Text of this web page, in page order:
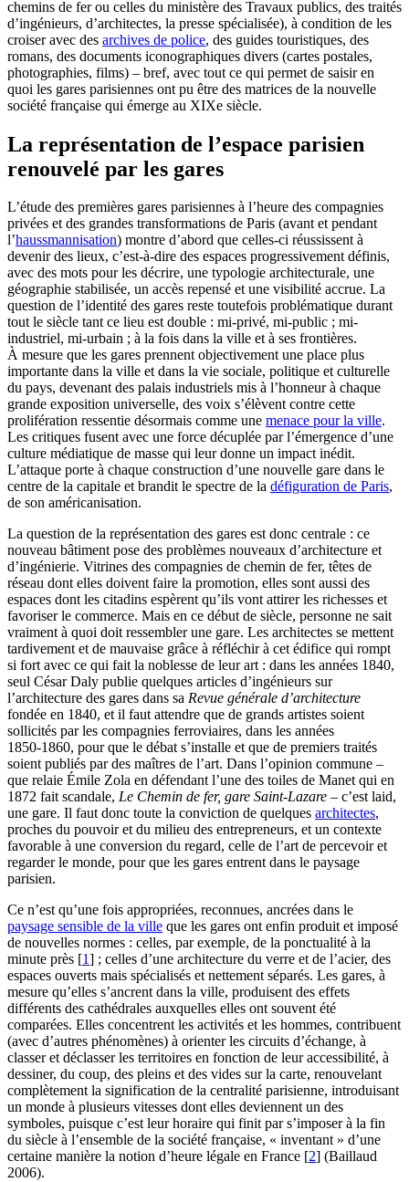
chemins de fer ou celles du ministère des Travaux publics, des traités
d’ingénieurs, d’architectes, la presse spécialisée), à condition de les
croiser avec des archives de police, des guides touristiques, des
romans, des documents iconographiques divers (cartes postales,
photographies, films) – bref, avec tout ce qui permet de saisir en
quoi les gares parisiennes ont pu être des matrices de la nouvelle
société française qui émerge au XIXe siècle.
La représentation de l’espace parisien
renouvelé par les gares
L’étude des premières gares parisiennes à l’heure des compagnies
privées et des grandes transformations de Paris (avant et pendant
l’haussmannisation) montre d’abord que celles-ci réussissent à
devenir des lieux, c’est-à-dire des espaces progressivement définis,
avec des mots pour les décrire, une typologie architecturale, une
géographie stabilisée, un accès repensé et une visibilité accrue. La
question de l’identité des gares reste toutefois problématique durant
tout le siècle tant ce lieu est double : mi-privé, mi-public ; mi-
industriel, mi-urbain ; à la fois dans la ville et à ses frontières.
À mesure que les gares prennent objectivement une place plus
importante dans la ville et dans la vie sociale, politique et culturelle
du pays, devenant des palais industriels mis à l’honneur à chaque
grande exposition universelle, des voix s’élèvent contre cette
prolifération ressentie désormais comme une menace pour la ville.
Les critiques fusent avec une force décuplée par l’émergence d’une
culture médiatique de masse qui leur donne un impact inédit.
L’attaque porte à chaque construction d’une nouvelle gare dans le
centre de la capitale et brandit le spectre de la défiguration de Paris,
de son américanisation.
La question de la représentation des gares est donc centrale : ce
nouveau bâtiment pose des problèmes nouveaux d’architecture et
d’ingénierie. Vitrines des compagnies de chemin de fer, têtes de
réseau dont elles doivent faire la promotion, elles sont aussi des
espaces dont les citadins espèrent qu’ils vont attirer les richesses et
favoriser le commerce. Mais en ce début de siècle, personne ne sait
vraiment à quoi doit ressembler une gare. Les architectes se mettent
tardivement et de mauvaise grâce à réfléchir à cet édifice qui rompt
si fort avec ce qui fait la noblesse de leur art : dans les années 1840,
seul César Daly publie quelques articles d’ingénieurs sur
l’architecture des gares dans sa Revue générale d’architecture
fondée en 1840, et il faut attendre que de grands artistes soient
sollicités par les compagnies ferroviaires, dans les années
1850‑1860, pour que le débat s’installe et que de premiers traités
soient publiés par des maîtres de l’art. Dans l’opinion commune –
que relaie Émile Zola en défendant l’une des toiles de Manet qui en
1872 fait scandale, Le Chemin de fer, gare Saint-Lazare – c’est laid,
une gare. Il faut donc toute la conviction de quelques architectes,
proches du pouvoir et du milieu des entrepreneurs, et un contexte
favorable à une conversion du regard, celle de l’art de percevoir et
regarder le monde, pour que les gares entrent dans le paysage
parisien.
Ce n’est qu’une fois appropriées, reconnues, ancrées dans le
paysage sensible de la ville que les gares ont enfin produit et imposé
de nouvelles normes : celles, par exemple, de la ponctualité à la
minute près [1] ; celles d’une architecture du verre et de l’acier, des
espaces ouverts mais spécialisés et nettement séparés. Les gares, à
mesure qu’elles s’ancrent dans la ville, produisent des effets
différents des cathédrales auxquelles elles ont souvent été
comparées. Elles concentrent les activités et les hommes, contribuent
(avec d’autres phénomènes) à orienter les circuits d’échange, à
classer et déclasser les territoires en fonction de leur accessibilité, à
dessiner, du coup, des pleins et des vides sur la carte, renouvelant
complètement la signification de la centralité parisienne, introduisant
un monde à plusieurs vitesses dont elles deviennent un des
symboles, puisque c’est leur horaire qui finit par s’imposer à la fin
du siècle à l’ensemble de la société française, « inventant » d’une
certaine manière la notion d’heure légale en France [2] (Baillaud
2006).